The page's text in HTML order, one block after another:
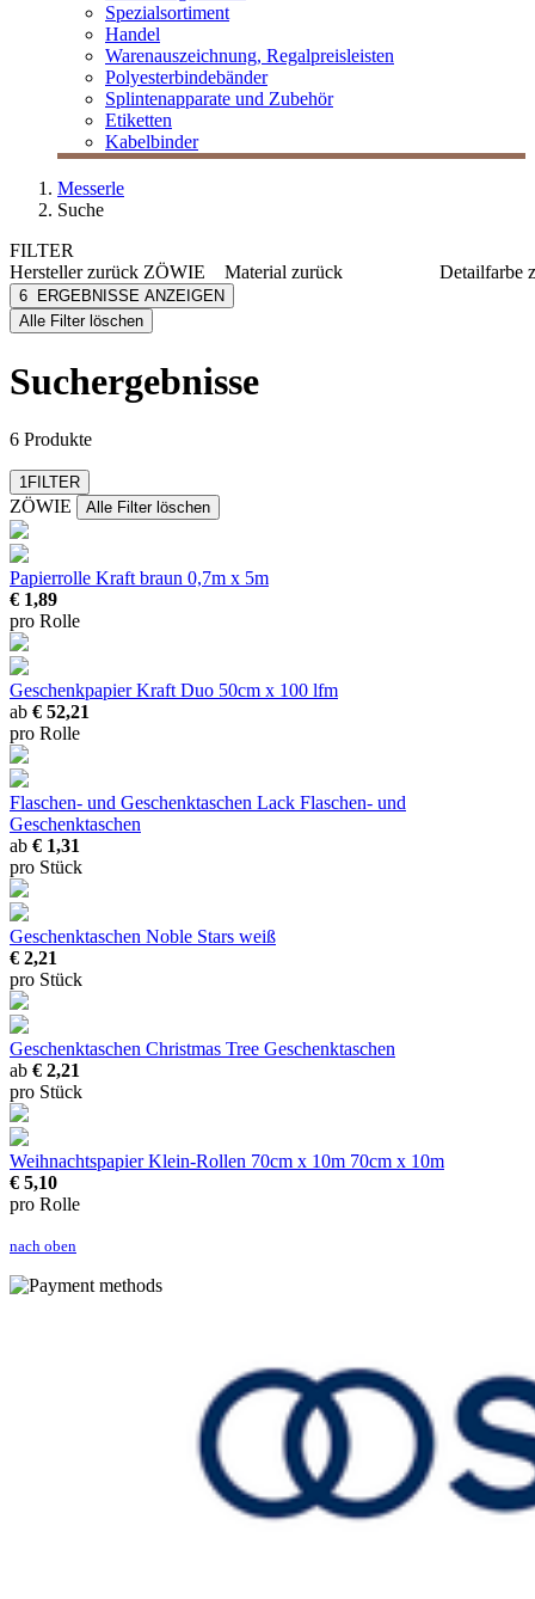
Spezialsortiment
Handel
Warenauszeichnung, Regalpreisleisten
Polyesterbindebänder
Splintenapparate und Zubehör
Etiketten
Kabelbinder
Messerle
Suche
FILTER
Herstellerzurück ZÖWIE
ZÖWIE
[e] one
3M
mehr anzeigen
Material zurück
Detailfarbe
6
ERGEBNISSE ANZEIGEN
Alle Filter löschen
Suchergebnisse
6 Produkte
1FILTER
ZÖWIE Alle Filter löschen
Papierrolle Kraft braun 0,7m x 5m
€ 1,89
pro Rolle
Geschenkpapier Kraft Duo 50cm x 100 lfm
ab € 52,21
pro Rolle
Flaschen- und Geschenktaschen Lack Flaschen- und
Geschenktaschen
ab € 1,31
pro Stück
Geschenktaschen Noble Stars weiß
€ 2,21
pro Stück
Geschenktaschen Christmas Tree Geschenktaschen
ab € 2,21
pro Stück
Weihnachtspapier Klein-Rollen 70cm x 10m 70cm x 10m
€ 5,10
pro Rolle
nach oben